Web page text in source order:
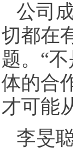
公司
切都在
题。“
体的合
才可能
李旻